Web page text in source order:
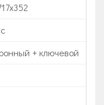
+ ключевой